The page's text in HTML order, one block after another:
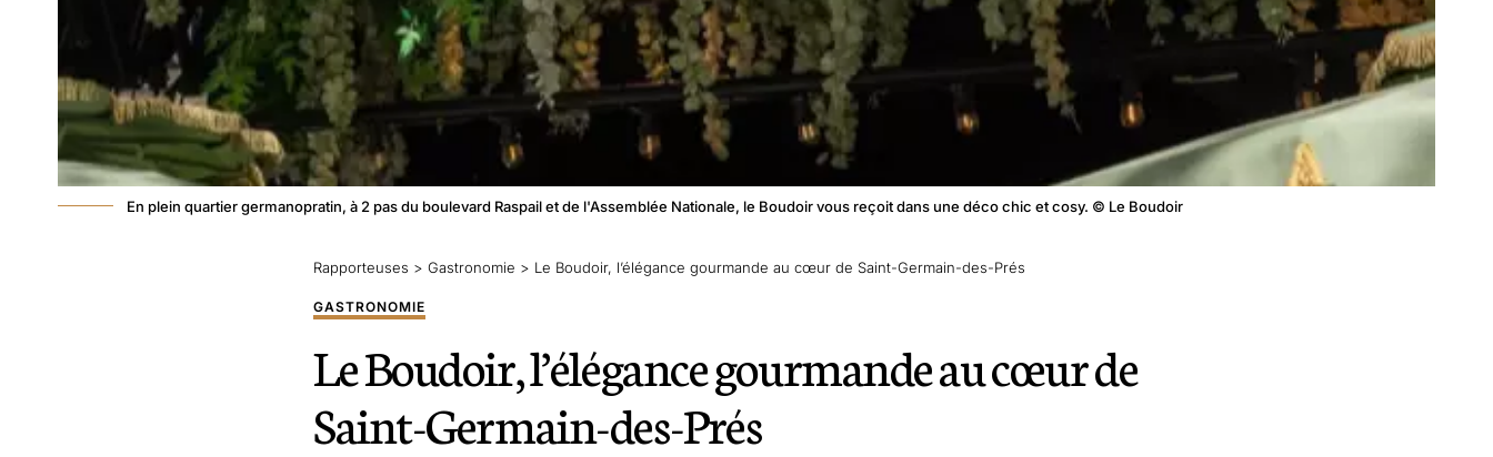
En plein quartier germanopratin, à 2 pas du boulevard Raspail et de l'Assemblée Nationale, le Boudoir vous reçoit dans une déco chic et cosy. © Le Boudoir
Rapporteuses > Gastronomie > Le Boudoir, l’élégance gourmande au cœur de Saint-Germain-des-Prés
GASTRONOMIE
Le Boudoir, l’élégance gourmande au cœur de
Saint-Germain-des-Prés